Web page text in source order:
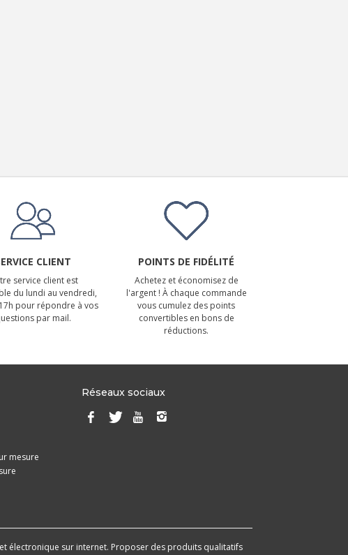
CLIENT
service client est
du lundi au vendredi,
pour répondre à vos
par mail.
POINTS DE FIDÉLITÉ
Achetez et économisez de
l'argent ! À chaque commande
vous cumulez des points
convertibles en bons de
réductions.
mesure
Réseaux sociaux
électronique sur internet. Proposer des produits qualitatifs